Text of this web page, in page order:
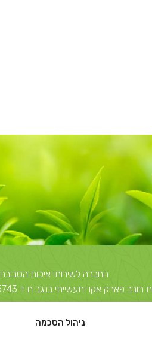
ניהול הסכמה
החברה לשירותי איכות הסביבה
תעשייתי בנגב ת.ד 5743, באר שבע 84156 טל: 08-6503700